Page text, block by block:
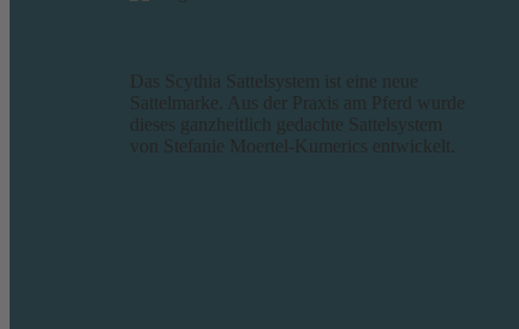
Das Scythia Sattelsystem ist eine neue
Sattelmarke. Aus der Praxis am Pferd wurde
dieses ganzheitlich gedachte Sattelsystem
von Stefanie Moertel-Kumerics entwickelt.